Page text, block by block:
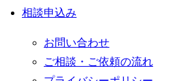
相談申込み
お問い合わせ
ご相談・ご依頼の流れ